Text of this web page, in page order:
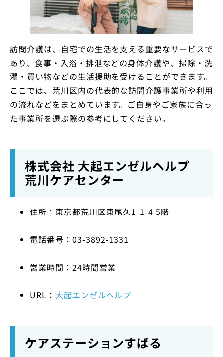
訪問介護は、自宅での生活を支える重要なサービスで
あり、食事・入浴・排泄などの身体介護や、掃除・洗
濯・買い物などの生活援助を受けることができます。
ここでは、荒川区内の代表的な訪問介護事業所や利用
の流れなどをまとめています。ご自身やご家族に合っ
た事業所を選ぶ際の参考にしてください。
株式会社 大起エンゼルヘルプ
荒川ケアセンター
住所：東京都荒川区東尾久1-1-4 5階
電話番号：03-3892-1331
営業時間：24時間営業
URL： 大起エンゼルヘルプ
ケアステーションすばる